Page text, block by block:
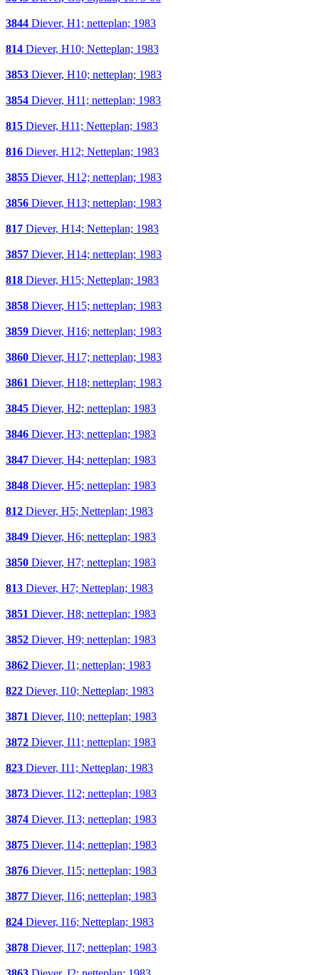
3844 Diever, H1; netteplan; 1983
814 Diever, H10; Netteplan; 1983
3853 Diever, H10; netteplan; 1983
3854 Diever, H11; netteplan; 1983
815 Diever, H11; Netteplan; 1983
816 Diever, H12; Netteplan; 1983
3855 Diever, H12; netteplan; 1983
3856 Diever, H13; netteplan; 1983
817 Diever, H14; Netteplan; 1983
3857 Diever, H14; netteplan; 1983
818 Diever, H15; Netteplan; 1983
3858 Diever, H15; netteplan; 1983
3859 Diever, H16; netteplan; 1983
3860 Diever, H17; netteplan; 1983
3861 Diever, H18; netteplan; 1983
3845 Diever, H2; netteplan; 1983
3846 Diever, H3; netteplan; 1983
3847 Diever, H4; netteplan; 1983
3848 Diever, H5; netteplan; 1983
812 Diever, H5; Netteplan; 1983
3849 Diever, H6; netteplan; 1983
3850 Diever, H7; netteplan; 1983
813 Diever, H7; Netteplan; 1983
3851 Diever, H8; netteplan; 1983
3852 Diever, H9; netteplan; 1983
3862 Diever, I1; netteplan; 1983
822 Diever, I10; Netteplan; 1983
3871 Diever, I10; netteplan; 1983
3872 Diever, I11; netteplan; 1983
823 Diever, I11; Netteplan; 1983
3873 Diever, I12; netteplan; 1983
3874 Diever, I13; netteplan; 1983
3875 Diever, I14; netteplan; 1983
3876 Diever, I15; netteplan; 1983
3877 Diever, I16; netteplan; 1983
824 Diever, I16; Netteplan; 1983
3878 Diever, I17; netteplan; 1983